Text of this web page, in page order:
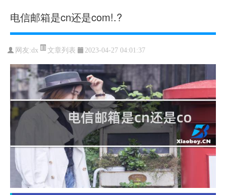
电信邮箱是cn还是com!.?
网友:dx 文章列表 2023-04-27 04:01:37